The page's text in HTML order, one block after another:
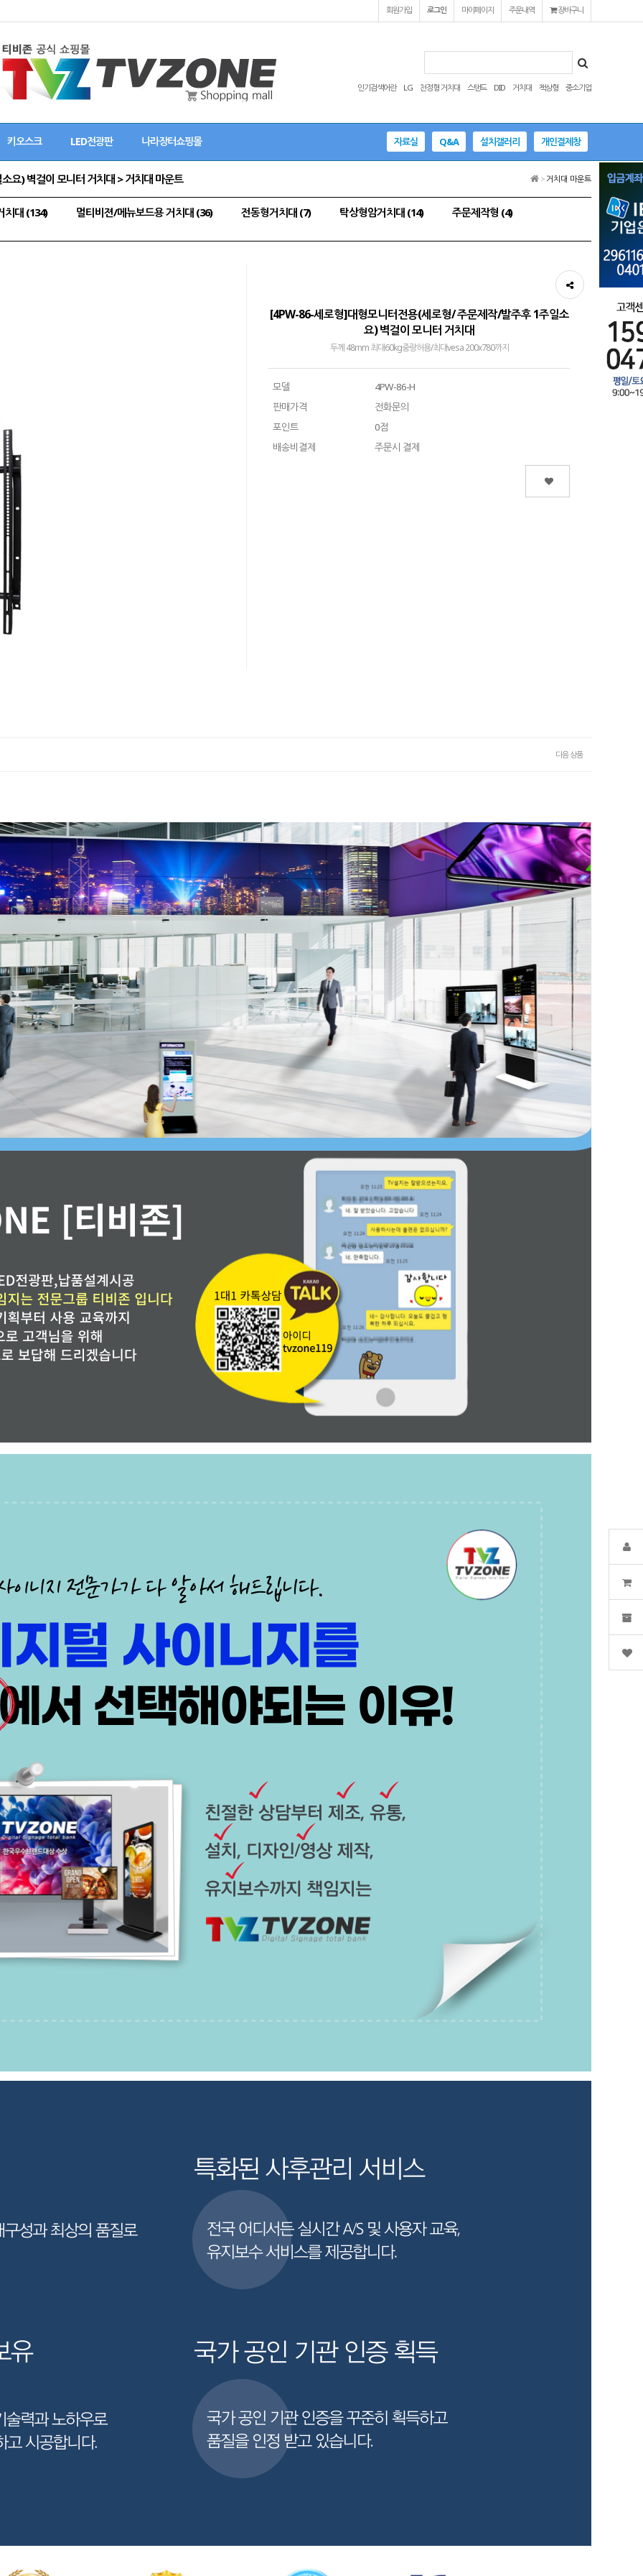
회원가입 로그인 마이페이지 주문내역 장바구니
인기검색어란 LG 천정형 거치대 스탠드 DID 거치대 책상형 중소기업
키오스크 LED전광판 나라장터쇼핑몰 자료실 Q&A 설치갤러리 개인결제창
요) 벽걸이 모니터 거치대 > 거치대 마운트 > 거치대 마운트
치대 (134) 멀티비젼/메뉴보드용 거치대 (36) 전동형거치대 (7) 탁상형암거치대 (14) 주문제작형 (4)
[4PW-86-세로형]대형모니터전용(세로형/ 주문제작/발주후 1주일소
요) 벽걸이 모니터 거치대
두께 48mm 최대60kg중량허용/최대vesa 200x780까지
모델
4PW-86-H
판매가격
전화문의
포인트
0점
배송비결제
주문시 결제
다음 상품